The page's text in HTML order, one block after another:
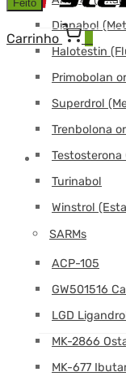
Dianabol
Halotestin
Primobolan
Superdrol
Trenbolona
Testosterona
Turinabol
Winstrol
SARMs
ACP-105
GW501516
LGD
MK-2866
MK-677
Carrinho
Feito